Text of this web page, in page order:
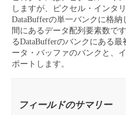
しますが、ピクセル・インタ
DataBufferの単一バンクに格納
間にあるデータ配列要素数です
るDataBufferのバンクにある
ータ・バッファのバンクと、
ポートします。
フィールドのサマリー